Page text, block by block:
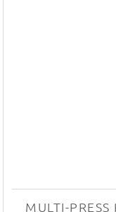
MULTI-